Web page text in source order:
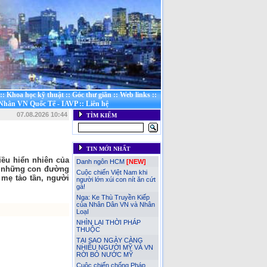
Khoa học kỹ thuật::Góc thư giãn::Web links::
VN Quốc Tế - IAVP::Liên hệ
07.08.2026 10:44
hiển nhiên của
con đường
tảo tần, người
TÌM KIẾM
TIN MỚI NHẤT
Danh ngôn HCM [NEW]
Cuộc chiến Việt Nam khi
người lớn xúi con nít ăn cứt
gà!
Nga: Ke Thù Truyền Kiếp
của Nhân Dân VN và Nhân
LoạI
NHÌN LẠI THỜI PHÁP
THUỘC
TẠI SAO NGÀY CÀNG
NHIỀU NGƯỜI MỸ VÀ VN
RỜI BỎ NƯỚC MỸ
Cuộc chiến chống Pháp